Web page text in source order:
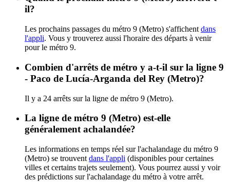
il?
Les prochains passages du métro 9 (Metro) s'affichent dans
l'appli. Vous y trouverez aussi l'horaire des départs à venir
pour le métro 9.
Combien d'arrêts de métro y a-t-il sur la ligne 9
- Paco de Lucía-Arganda del Rey (Metro)?
Il y a 24 arrêts sur la ligne de métro 9 (Metro).
La ligne de métro 9 (Metro) est-elle
généralement achalandée?
Les informations en temps réel sur l'achalandage du métro 9
(Metro) se trouvent dans l'appli (disponibles pour certaines
villes et certains trajets seulement). Vous pourrez aussi y voir
des prédictions sur l'achalandage du métro à votre arrêt.